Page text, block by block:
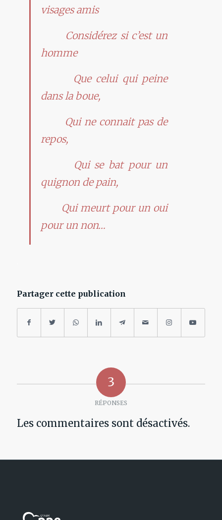
visages amis
Considérez si c’est un
homme
Que celui qui peine
dans la boue,
Qui ne connait pas de
repos,
Qui se bat pour un
quignon de pain,
Qui meurt pour un oui
pour un non…
Partager cette publication
3
RÉPONSES
Les commentaires sont désactivés.